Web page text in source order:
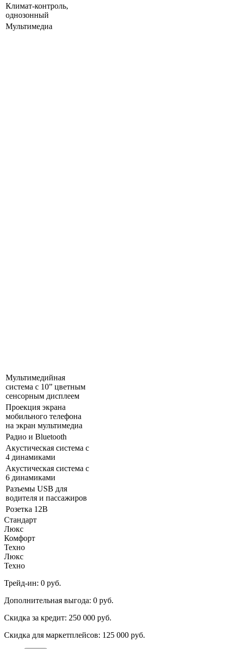
Климат-контроль,
однозонный
Мультимедиа
Мультимедийная
система с 10” цветным
сенсорным дисплеем
Проекция экрана
мобильного телефона
на экран мультимедиа
Радио и Bluetooth
Акустическая система с
4 динамиками
Акустическая система с
6 динамиками
Разъeмы USB для
водителя и пассажиров
Розетка 12В
Стандарт
Люкс
Комфорт
Техно
Люкс
Техно
Трейд-ин: 0 руб.
Дополнительная выгода: 0 руб.
Скидка за кредит: 250 000 руб.
Скидка для маркетплейсов: 125 000 руб.